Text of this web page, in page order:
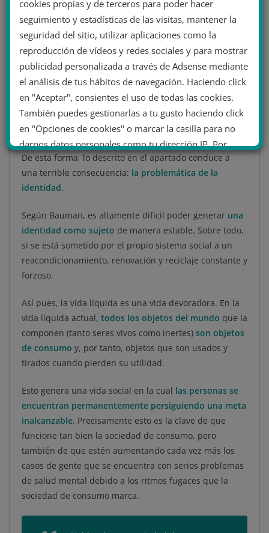
inseguridades a través del acto consumista actual,
acaba por generar una rueda interminable
denecesidades, deseos, carencias y nuevas
necesidades. Por tanto, buscarsolucionar los
problemas de la vida en un centro comercial se ha
vuelto lo habitual. Acto confirmatorio de que la
sociedad de consumo está insertada en la psique tanto
colectiva como individual de las personas que
componen la sociedad actual.
De esta forma, lo descrito en el apartado conduce a
una terrible consecuencia: la problemática de la
identidad.
Según Bauman, es altamente difícil poder generar una
identidad como sujeto de manera estable. Sobre todo,
si se está sometido por el propio sistema social a un
reacondicionamiento, renovación y reciclaje constante y
forzoso.
Así pues, la vida líquida es una vida devoradora. En la
vida líquida actual, todos los objetos del mundo que la
componen (tanto seres vivos como inertes) son objetos
de consumo y, por tanto, objetos que son usados y
tirados cuando pierden su utilidad.
Esto genera una vida social en la cual las personas se
encuentran permanentemente persiguiendo una meta
inalcanzable. Precisamente esto es la clave de que
funcione tan bien la sociedad de consumo, pero
también de que estén aumentando cada vez más los
casos de gente que se encuentra con serios problemas
de salud mental debido a los ritmos fugaces que la
sociedad de consumo marca.
cookies propias y de terceros para poder hacer
seguimiento y estadísticas de las visitas, mantener la
seguridad del sitio, utilizar aplicaciones como la
reproducción de vídeos y redes sociales y para mostrar
publicidad personalizada a través de Adsense mediante
el análisis de tus hábitos de navegación. Haciendo click
en "Aceptar", consientes el uso de todas las cookies.
También puedes gestionarlas a tu gusto haciendo click
en "Opciones de cookies" o marcar la casilla para no
darnos datos personales como tu dirección IP. Por
último, puedes leer nuestra Política de cookies.
Opciones de cookies Aceptar cookies
Rechazar cookies Política de cookies